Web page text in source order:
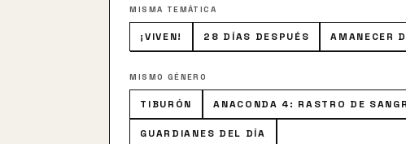
MISMA TEMÁTICA
¡VIVEN! 28 DÍAS DESPUÉS AMANECER
MISMO GÉNERO
TIBURÓN ANACONDA 4: RASTRO DE
GUARDIANES DEL DÍA